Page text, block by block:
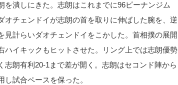
潰しにきた。志朗はこれまでに96ピーナンジム
オチェンドイが志朗の首を取りに伸ばした腕を、逆
見計らいダオチェンドイをこかした。首相撲の展開
ハイキックもヒットさせた。リング上では志朗優勢
朗有利20-1まで差が開く。志朗はセコンド陣から
試合ペースを保った。